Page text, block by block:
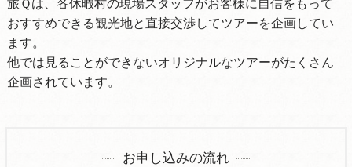
旅Ｑは、各休暇村の現場スタッフがお客様に自信をもって
おすすめできる観光地と直接交渉してツアーを企画してい
ます。
他では見ることができないオリジナルなツアーがたくさん
企画されています。
お申し込みの流れ